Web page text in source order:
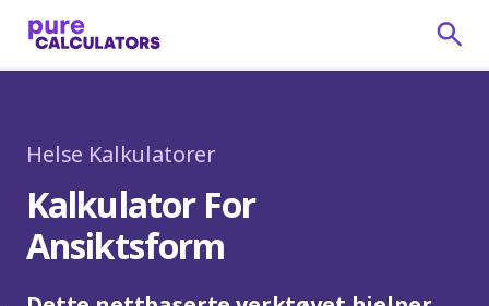
Helse Kalkulatorer
Kalkulator For
Ansiktsform